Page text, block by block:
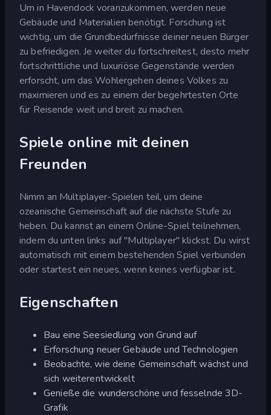
Um in Havendock voranzukommen, werden neue
Gebäude und Materialien benötigt. Forschung ist
wichtig, um die Grundbedürfnisse deiner neuen Bürger
zu befriedigen. Je weiter du fortschreitest, desto mehr
fortschrittliche und luxuriöse Gegenstände werden
erforscht, um das Wohlergehen deines Volkes zu
maximieren und es zu einem der begehrtesten Orte
für Reisende weit und breit zu machen.
Spiele online mit deinen
Freunden
Nimm an Multiplayer-Spielen teil, um deine
ozeanische Gemeinschaft auf die nächste Stufe zu
heben. Du kannst an einem Online-Spiel teilnehmen,
indem du unten links auf "Multiplayer" klickst. Du wirst
automatisch mit einem bestehenden Spiel verbunden
oder startest ein neues, wenn keines verfügbar ist.
Eigenschaften
Bau eine Seesiedlung von Grund auf
Erforschung neuer Gebäude und Technologien
Beobachte, wie deine Gemeinschaft wächst und
sich weiterentwickelt
Genieße die wunderschöne und fesselnde 3D-
Grafik